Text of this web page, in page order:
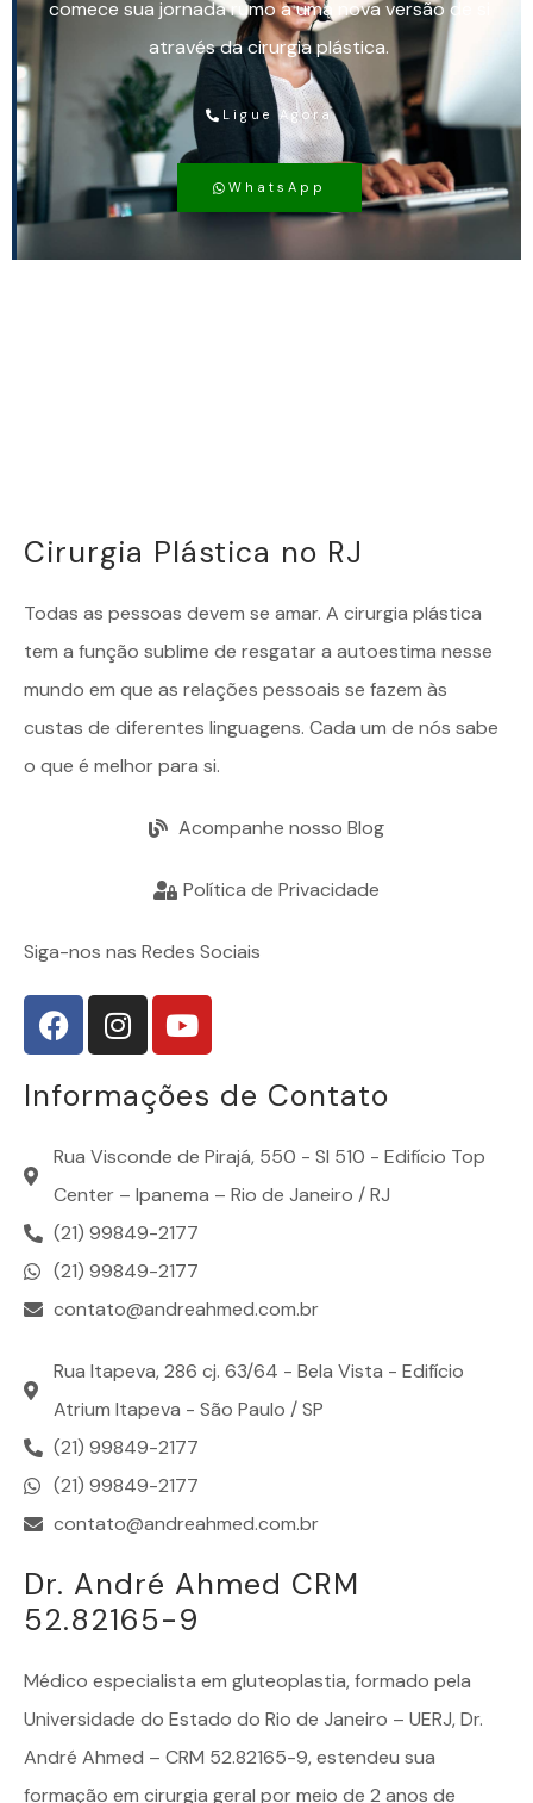
comece sua jornada rumo a uma nova versão de si
através da cirurgia plástica.
Ligue Agora
WhatsApp
Cirurgia Plástica no RJ
Todas as pessoas devem se amar. A cirurgia plástica
tem a função sublime de resgatar a autoestima nesse
mundo em que as relações pessoais se fazem às
custas de diferentes linguagens. Cada um de nós sabe
o que é melhor para si.
Acompanhe nosso Blog
Política de Privacidade
Siga-nos nas Redes Sociais
Informações de Contato
Rua Visconde de Pirajá, 550 - Sl 510 - Edifício Top
Center – Ipanema – Rio de Janeiro / RJ
(21) 99849-2177
(21) 99849-2177
contato@andreahmed.com.br
Rua Itapeva, 286 cj. 63/64 - Bela Vista - Edifício
Atrium Itapeva - São Paulo / SP
(21) 99849-2177
(21) 99849-2177
contato@andreahmed.com.br
Dr. André Ahmed CRM
52.82165-9
Médico especialista em gluteoplastia, formado pela
Universidade do Estado do Rio de Janeiro – UERJ, Dr.
André Ahmed – CRM 52.82165-9, estendeu sua
formação em cirurgia geral por meio de 2 anos de